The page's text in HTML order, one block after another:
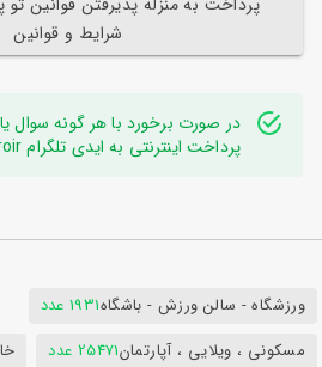
شرایط و قوانین
در صورت برخورد با هر گونه سوال
پرداخت اینترنتی به ایدی تلگرام e2proir@ پیغام بفرستید
ورزشگاه - سالن ورزش - باشگاه1931 عدد
مسکونی ، ویلایی ، آپارتمان25471 عدد